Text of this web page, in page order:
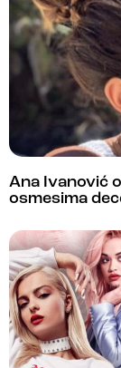
Ana Ivanović
osmesima